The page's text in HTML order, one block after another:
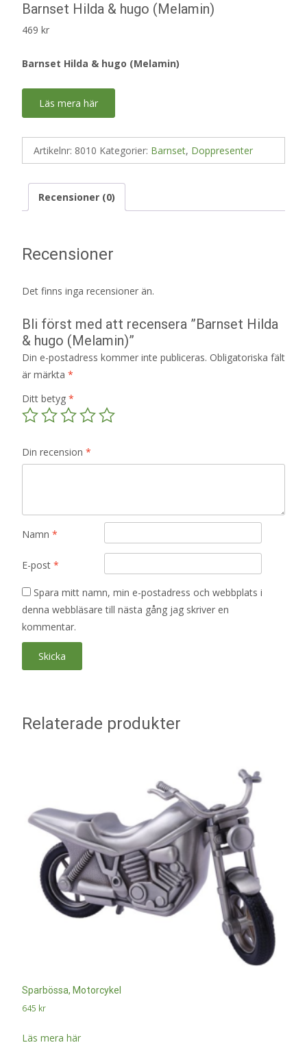
Barnset Hilda & hugo (Melamin)
469 kr
Barnset Hilda & hugo (Melamin)
Läs mera här
Artikelnr: 8010 Kategorier: Barnset, Doppresenter
Recensioner (0)
Recensioner
Det finns inga recensioner än.
Bli först med att recensera ”Barnset Hilda
& hugo (Melamin)”
Din e-postadress kommer inte publiceras. Obligatoriska fält
är märkta *
Ditt betyg *
Din recension *
Namn *
E-post *
Spara mitt namn, min e-postadress och webbplats i
denna webbläsare till nästa gång jag skriver en
kommentar.
Relaterade produkter
Sparbössa, Motorcykel
645 kr
Läs mera här